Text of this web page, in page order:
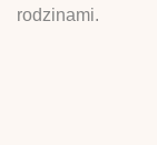
rodzinami.